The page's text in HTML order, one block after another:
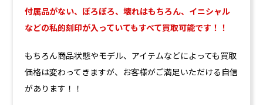
付属品がない、ぼろぼろ、壊れはもちろん、イニシャル
などの私的刻印が入っていてもすべて買取可能です！！
もちろん商品状態やモデル、アイテムなどによっても買取
価格は変わってきますが、お客様がご満足いただける自信
があります！！